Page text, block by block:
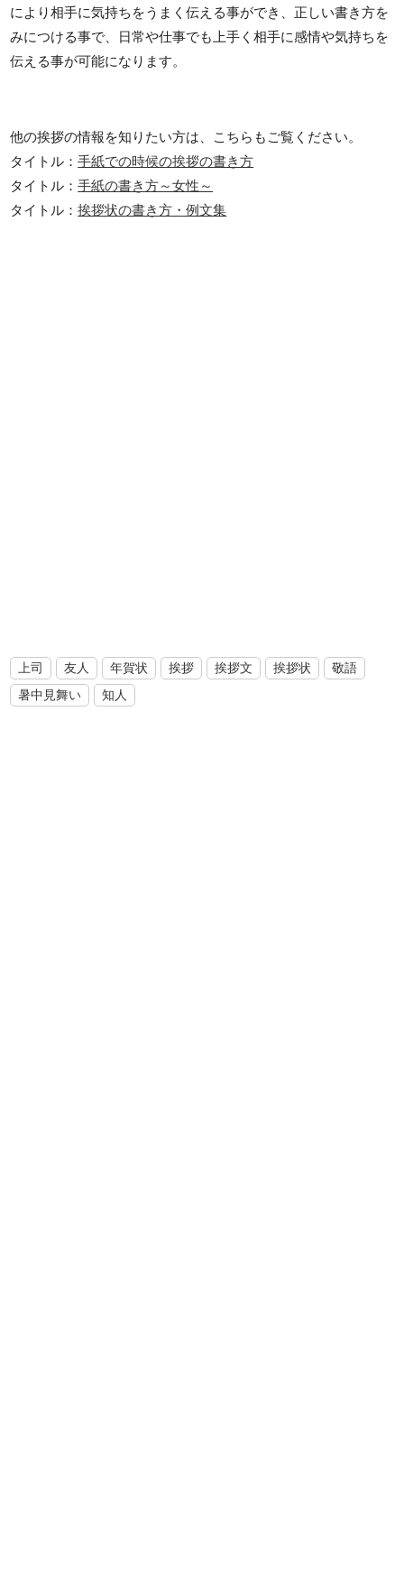
により相手に気持ちをうまく伝える事ができ、正しい書き方を
みにつける事で、日常や仕事でも上手く相手に感情や気持ちを
伝える事が可能になります。
他の挨拶の情報を知りたい方は、こちらもご覧ください。
タイトル：手紙での時候の挨拶の書き方
タイトル：手紙の書き方～女性～
タイトル：挨拶状の書き方・例文集
上司 友人 年賀状 挨拶 挨拶文 挨拶状
敬語
暑中見舞い
知人